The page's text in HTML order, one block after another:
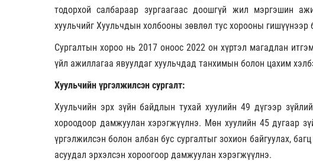
тодорхой салбараар зургаагаас доошгүй жил мэргэшин
хуульчийг Хуульчдын холбооны зөвлөл тус хорооны гишүүнээр
Сургалтын хороо нь 2017 оноос 2022 он хүртэл магадлан
үйл ажиллагаа явуулдаг хуульчдад танхимын болон цахим
Хуульчийн үргэлжилсэн сургалт:
Хуульчийн эрх зүйн байдлын тухай хуулийн 49 дүгээр
хороодоор дамжуулан хэрэгжүүлнэ. Мөн хуулийн 45 дугаар
үргэлжилсэн болон албан бус сургалтыг зохион байгуулах,
асуудал эрхэлсэн хороогоор дамжуулан хэрэгжүүлнэ.